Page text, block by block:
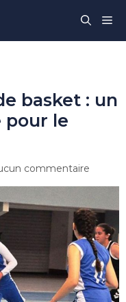
basket : un
pour le
commentaire